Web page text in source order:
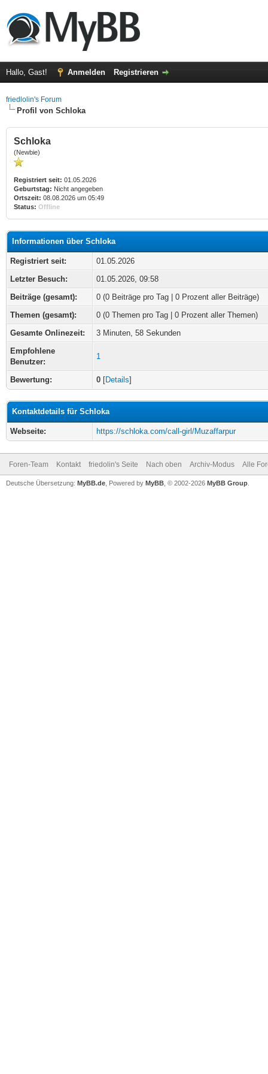
Hallo, Gast! Anmelden Registrieren
friedlolin's Forum
Profil von Schloka
Schloka
(Newbie)
Registriert seit: 01.05.2026
Geburtstag: Nicht angegeben
Ortszeit: 08.08.2026 um 05:49
Status: Offline
Informationen über Schloka
Registriert seit:
01.05.2026
Letzter Besuch:
01.05.2026, 09:58
Beiträge (gesamt):
0 (0 Beiträge pro Tag | 0 Prozent aller Beiträge)
Themen (gesamt):
0 (0 Themen pro Tag | 0 Prozent aller Themen)
Gesamte Onlinezeit:
3 Minuten, 58 Sekunden
Empfohlene
Benutzer:
1
Bewertung: 0 [Details]
Kontaktdetails für Schloka
Webseite: https://schloka.com/call-girl/Muzaffarpur
Foren-Team Kontakt friedolin's Seite Nach oben Archiv-Modus Alle
Deutsche Übersetzung: MyBB.de , Powered by MyBB , © 2002-2026 MyBB Group